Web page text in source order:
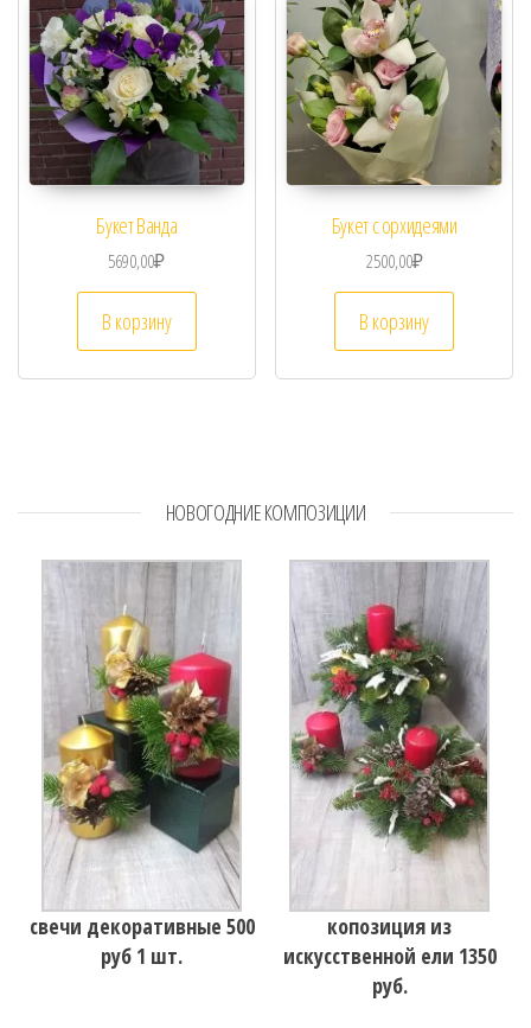
Букет Ванда
5690,00₽
В корзину
Букет с орхидеями
2500,00₽
В корзину
НОВОГОДНИЕ КОМПОЗИЦИИ
свечи декоративные 500
руб 1 шт.
копозиция из
искусственной ели 1350
руб.